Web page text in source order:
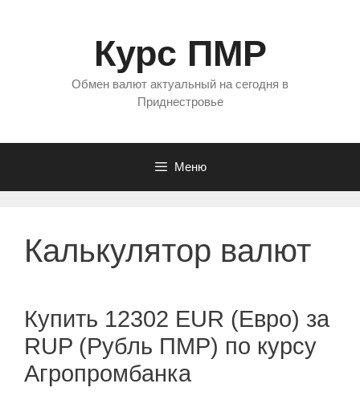
Курс ПМР
Обмен валют актуальный на сегодня в
Приднестровье
Меню
Калькулятор валют
Купить 12302 EUR (Евро) за
RUP (Рубль ПМР) по курсу
Агропромбанка